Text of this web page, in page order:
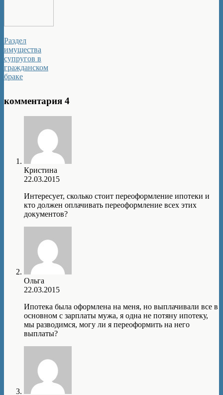
Раздел
имущества
супругов в
гражданском
браке
комментария 4
Кристина
22.03.2015
Интересует, сколько стоит переоформление ипотеки и
кто должен оплачивать переоформление всех этих
документов?
Ольга
22.03.2015
Ипотека была оформлена на меня, но выплачивали все в
основном с зарплаты мужа, я одна не потяну ипотеку,
мы разводимся, могу ли я переоформить на него
выплаты?